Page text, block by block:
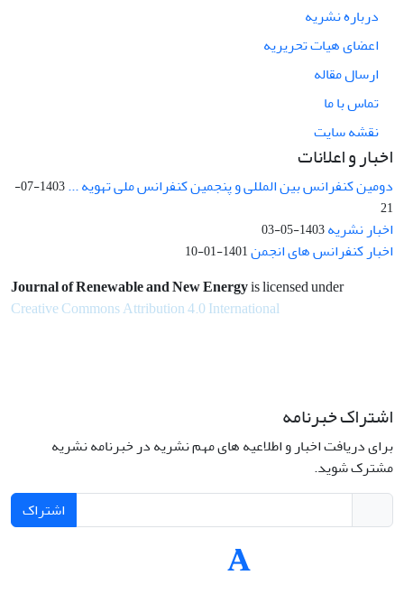
درباره نشریه
اعضای هیات تحریریه
ارسال مقاله
تماس با ما
نقشه سایت
اخبار و اعلانات
دومین کنفرانس بین المللی و پنجمین کنفرانس ملی تهویه ...
1403-07-
21
اخبار نشریه1403-05-03
اخبار کنفرانس های انجمن1401-01-10
Journal of Renewable and New Energyis licensed under
Creative Commons Attribution 4.0 International
اشتراک خبرنامه
برای دریافت اخبار و اطلاعیه های مهم نشریه در خبرنامه نشریه
مشترک شوید.
اشتراک